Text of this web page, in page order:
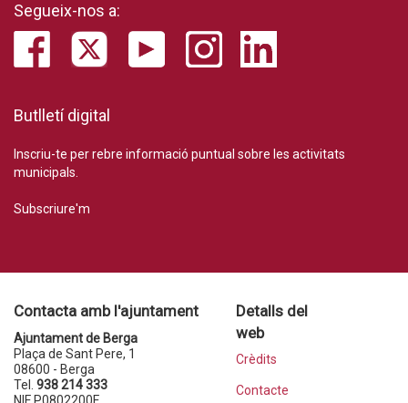
Segueix-nos a:
Butlletí digital
Inscriu-te per rebre informació puntual sobre les activitats
municipals.
Subscriure'm
Contacta amb l'ajuntament
Ajuntament de Berga
Plaça de Sant Pere, 1
08600 - Berga
Tel. 938 214 333
Detalls del
web
Crèdits
Contacte